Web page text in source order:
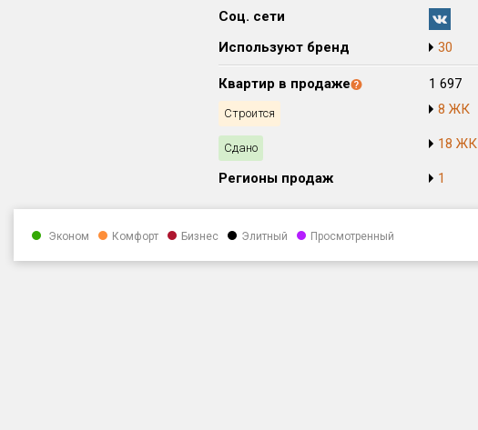
Соц. сети
Используют бренд
30
Квартир в продаже 1 697
Строится 8 ЖК
Сдано 18 ЖК
Регионы продаж 1
Эконом Комфорт Бизнес Элитный Просмотренный